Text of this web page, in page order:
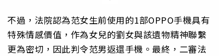
不過，法院認為范女生前使用的1部OPPO手機具有
特殊情感價值，作為女兒的劉女與該遺物精神聯繫
更為密切，因此判令范男返還手機。最終，二審法